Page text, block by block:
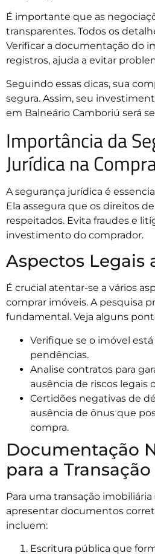
É importante que as
transparentes. Todos os
Verificar a documentação do
registros, ajuda a evitar
Seguindo essas dicas, sua
segura. Assim, seu
em Balneário Camboriú será
Importância da
Jurídica na
A segurança jurídica é
Ela assegura que os direitos
respeitados. Evita fraudes e
investimento do comprador.
Aspectos Legais
É crucial atentar-se a vários
comprar imóveis. A pesquisa
fundamental. Veja alguns
Verifique se o imóvel
pendências.
Analise contratos para
ausência de riscos legais
Certidões negativas de
ausência de ônus que
compra.
Documentação
para a Transação
Para uma transação
apresentar documentos
incluem:
Escritura pública que